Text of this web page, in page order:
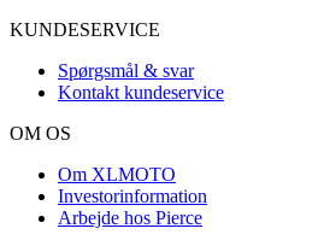
KUNDESERVICE
Spørgsmål & svar
Kontakt kundeservice
OM OS
Om XLMOTO
Investorinformation
Arbejde hos Pierce